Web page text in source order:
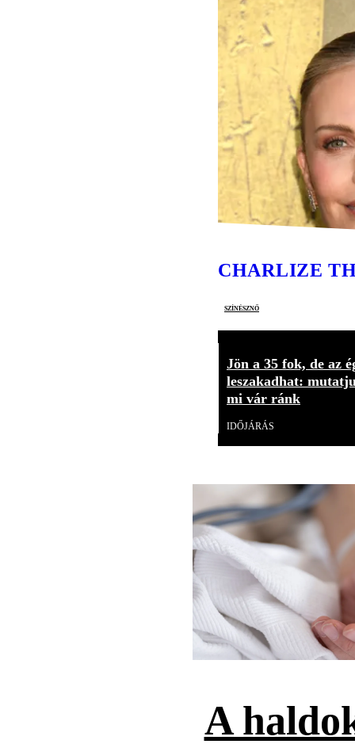
CHARLIZE
színésznő
Jön a 35 fok, de az
leszakadhat:
mi vár ránk
IDŐJÁRÁS
A